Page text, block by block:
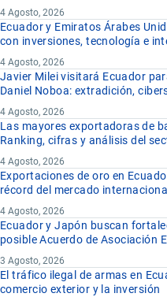
4 Agosto, 2026
Ecuador y Emiratos Árabes
con inversiones, tecnología e
4 Agosto, 2026
Javier Milei visitará Ecuador
Daniel Noboa: extradición,
4 Agosto, 2026
Las mayores exportadoras de
Ranking, cifras y análisis del
4 Agosto, 2026
Exportaciones de oro en
récord del mercado internacional
4 Agosto, 2026
Ecuador y Japón buscan
posible Acuerdo de Asociación
3 Agosto, 2026
El tráfico ilegal de armas en
comercio exterior y la inversión